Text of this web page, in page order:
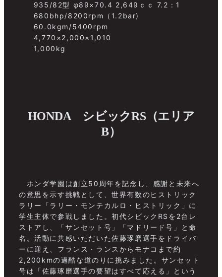
935/82型 φ89×70.4 2,649ｃｃ 7.2：1
680bhp/8200rpm（1.2bar)
60.0kgm/5400rpm
4,770×2,000×1,010
1,000kg
HONDA シビックRS（エリア
B）
ホンダ学園は創立50周年を記念し、感謝と未来へ
の意思を示す挑戦として、世界有数のヒストリック
ラリー「ラリー・モンテカルロ・ヒストリック」に
学生主体で参戦しました。初代シビックRSを2台レ
ストアし、「サンセット号」「マドリード号」と命
名。活動に共感いただいた佐藤琢磨選手をドライバ
ーに迎え、フランス・ランスからモナコまで約
2,200kmの過酷な道のりに挑みました。サンセット
号は「佐藤琢磨選手の要望はすべて応える」という